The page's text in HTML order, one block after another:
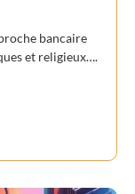
bancaire
et religieux….